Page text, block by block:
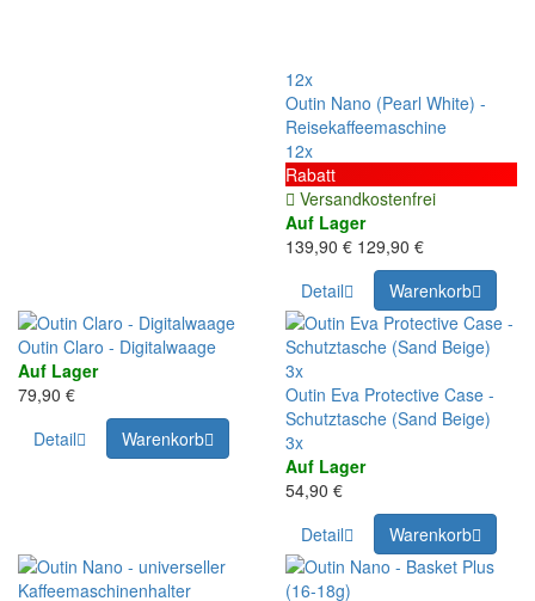
12x
Outin Nano (Pearl White) -
Reisekaffeemaschine
12x
Rabatt
Versandkostenfrei
Auf Lager
139,90 € 129,90 €
Detail
Warenkorb
Outin Claro - Digitalwaage
Auf Lager
79,90 €
Detail
Warenkorb
3x
Outin Eva Protective Case -
Schutztasche (Sand Beige)
3x
Auf Lager
54,90 €
Detail
Warenkorb